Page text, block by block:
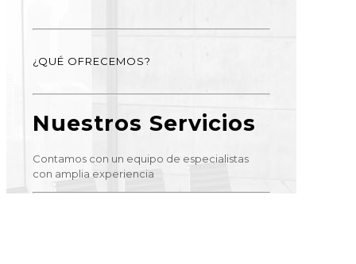
¿QUÉ OFRECEMOS?
Nuestros Servicios
Contamos con un equipo de especialistas
con amplia experiencia